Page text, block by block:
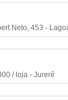
Neto, 453 -
/ loja - Jurerê